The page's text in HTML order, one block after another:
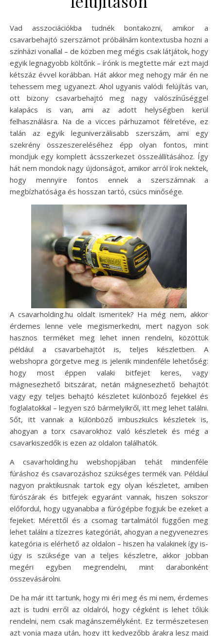
Vad asszociációkba tudnék bontakozni, amikor a
csavarbehajtó szerszámot próbálnám kontextusba hozni a
színházi vonallal – de közben meg mégis csak látjátok, hogy
egyik legnagyobb költőnk – írónk is megtette már ezt majd
kétszáz évvel korábban. Hát akkor meg nehogy már én ne
tehessem meg ugyanezt. Ahol ugyanis valódi felújítás van,
ott bizony csavarbehajtó meg nagy valószínűséggel
kalapács is van, ami az adott helységben kerül
felhasználásra. Na de a vicces párhuzamot félretéve, ez
talán az egyik leguniverzálisabb szerszám, ami egy
szekrény összeszereléséhez épp olyan fontos, mint
mondjuk egy komplett ácsszerkezet összeállításához. Így
hát nem mondok nagy újdonságot, amikor arról írok nektek,
hogy mennyire fontos ennek a szerszámnak a
megbízhatósága és hosszan tartó, csúcs minősége.
A csavarholding.hu oldalt ismeritek? Ha még nem, akkor
érdemes lenne vele megismerkedni, mert nagyon sok
hasznos terméket meg lehet innen rendelni, közöttük
például a csavarbehajtót is, teljes készletben. A
webshopra görgetve meg is jelenik mindenféle lehetőség:
hogy most éppen valaki bitfejet keres, vagy
mágnesezhető bitszárat, netán mágnesezhető behajtót
vagy egy teljes behajtó készletet különböző fejekkel és
foglalatokkal – legyen szó bármelyikről, itt meg lehet találni.
Sőt, itt vannak a különböző imbuszkulcs készletek is,
ahogyan a torx csavarokhoz való készletek és még a
csavarkiszedők is ezen az oldalon találhatók.
A csavarholding.hu webshopjában tehát mindenféle
fúráshoz és csavarozáshoz szükséges termék van. Például
nagyon praktikusnak tartok egy olyan készletet, amiben
fúrószárak és bitfejek egyaránt vannak, hiszen sokszor
előfordul, hogy ugyanabba a fúrógépbe fogjuk be ezeket a
fejeket. Mérettől és a csomag tartalmától függően meg
lehet találni a tízezres kategóriát, ahogyan a negyvenezres
kategória is elérhető az oldalon – hiszen ha valakinek így is-
úgy is szüksége van a teljes készletre, akkor jobban
megéri egyben megrendelni, mint darabonként
összevásárolni.
De ha már itt tartunk, hogy mi éri meg és mi nem, érdemes
azt is tudni erről az oldalról, hogy cégként is lehet tőlük
rendelni, nem csak magánszemélyként. Ez természetesen
azt vonja maga után, hogy itt kedvezőbb árakra lesz majd